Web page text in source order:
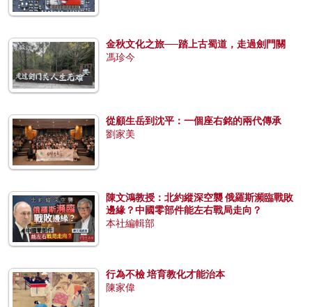
金秋文化之旅──踏上古蜀道，走過劍門關
馮珍今
從顧生岳到沈平：一個座右銘的兩代傳承
劉家美
陳文鴻教授：北約縱深空襲 俄羅斯瀕臨戰敗
邊緣？中國零部件能左右戰局走向？
本社編輯部
行為不檢 培育教化才能治本
陳家偉